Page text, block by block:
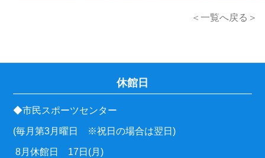
＜一覧へ戻る＞
休館日
◆市民スポーツセンター
(毎月第3月曜日 ※祝日の場合は翌日)
8月休館日 17日(月)